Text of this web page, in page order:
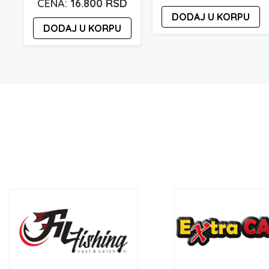
rsd
16.800 RSD
DODAJ U KORPU
DODAJ U KORPU